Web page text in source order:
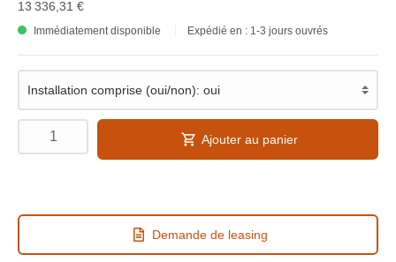
13 336,31 €
Immédiatement disponible Expédié en : 1-3 jours ouvrés
Ajouter au panier
Demande de leasing